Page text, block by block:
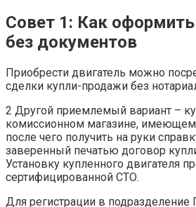
Совет 1: Как оформить
без документов
Приобрести двигатель можно
сделки купли-продажи без
2 Другой приемлемый вариант –
комиссионном магазине, имеющем
после чего получить на руки
заверенный печатью договор
Установку купленного двигателя
сертифицированной СТО.
Для регистрации в